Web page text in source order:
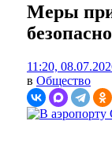
Меры
11:20,
в Общество